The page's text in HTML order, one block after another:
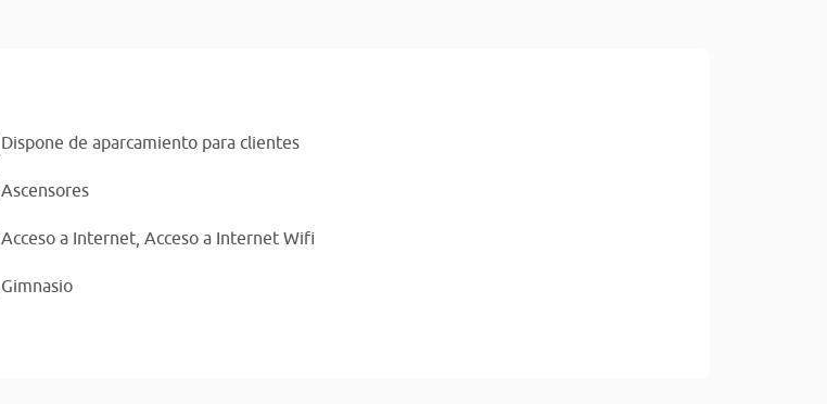
Dispone de aparcamiento para clientes
Ascensores
Acceso a Internet, Acceso a Internet Wifi
Gimnasio